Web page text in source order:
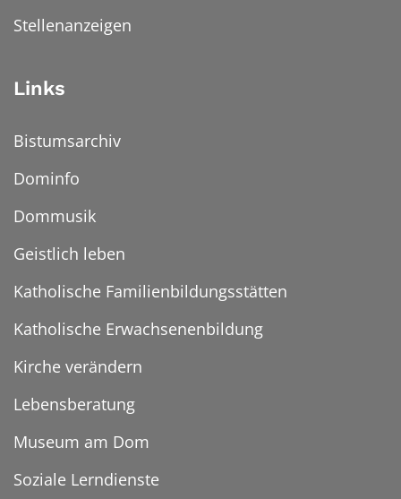
Stellenanzeigen
Links
Bistumsarchiv
Dominfo
Dommusik
Geistlich leben
Katholische Familienbildungsstätten
Katholische Erwachsenenbildung
Kirche verändern
Lebensberatung
Museum am Dom
Soziale Lerndienste